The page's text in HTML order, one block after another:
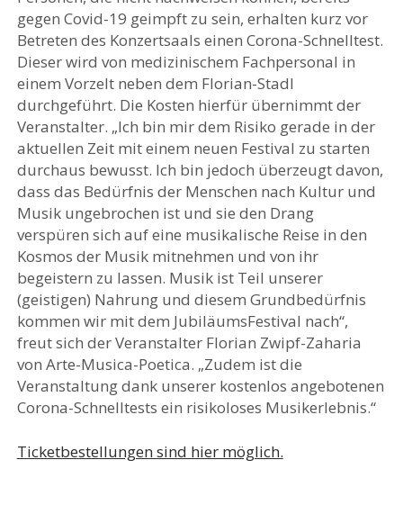
gegen Covid-19 geimpft zu sein, erhalten kurz vor
Betreten des Konzertsaals einen Corona-Schnelltest.
Dieser wird von medizinischem Fachpersonal in
einem Vorzelt neben dem Florian-Stadl
durchgeführt. Die Kosten hierfür übernimmt der
Veranstalter. „Ich bin mir dem Risiko gerade in der
aktuellen Zeit mit einem neuen Festival zu starten
durchaus bewusst. Ich bin jedoch überzeugt davon,
dass das Bedürfnis der Menschen nach Kultur und
Musik ungebrochen ist und sie den Drang
verspüren sich auf eine musikalische Reise in den
Kosmos der Musik mitnehmen und von ihr
begeistern zu lassen. Musik ist Teil unserer
(geistigen) Nahrung und diesem Grundbedürfnis
kommen wir mit dem JubiläumsFestival nach“,
freut sich der Veranstalter Florian Zwipf-Zaharia
von Arte-Musica-Poetica. „Zudem ist die
Veranstaltung dank unserer kostenlos angebotenen
Corona-Schnelltests ein risikoloses Musikerlebnis.“
Ticketbestellungen sind hier möglich.